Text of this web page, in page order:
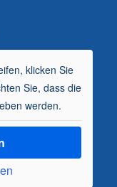
klicken Sie
Sie, dass die
werden.